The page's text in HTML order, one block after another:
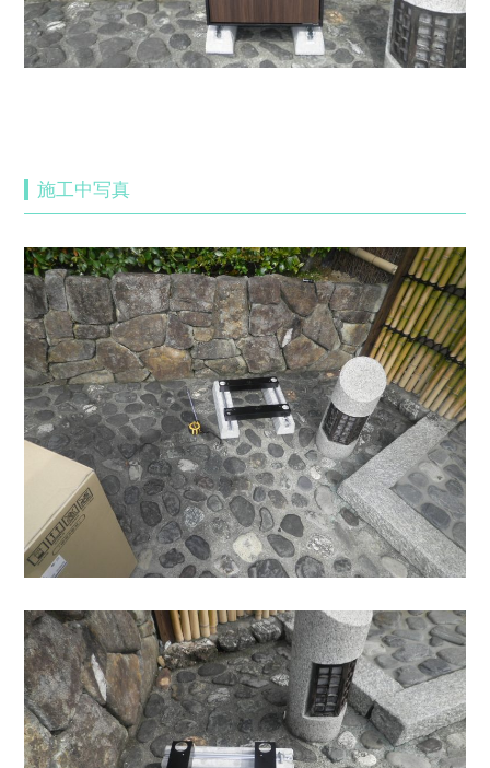
施工中写真